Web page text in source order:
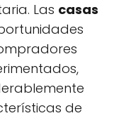
Las casas
de